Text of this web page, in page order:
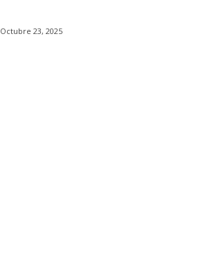
Octubre 23, 2025